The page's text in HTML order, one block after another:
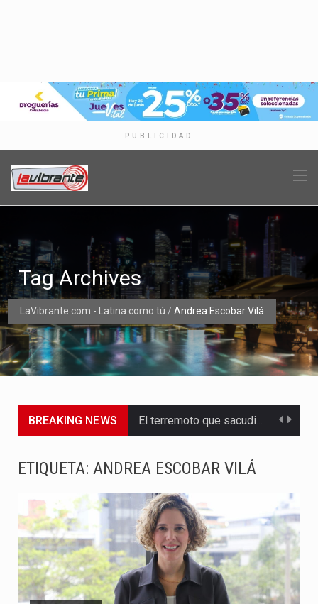
PUBLICIDAD
LaVibrante.com - Latina como tú / Andrea Escobar Vilá
Tag Archives
BREAKING NEWS Estados Unidos expresó este lunes su disposición para apoyar a…
El presidente Abelardo de la Espriella ordenó activar la respuesta…
Las autoridades sanitarias de Francia y España mantienen bajo vigilancia…
ETIQUETA: ANDREA ESCOBAR VILÁ